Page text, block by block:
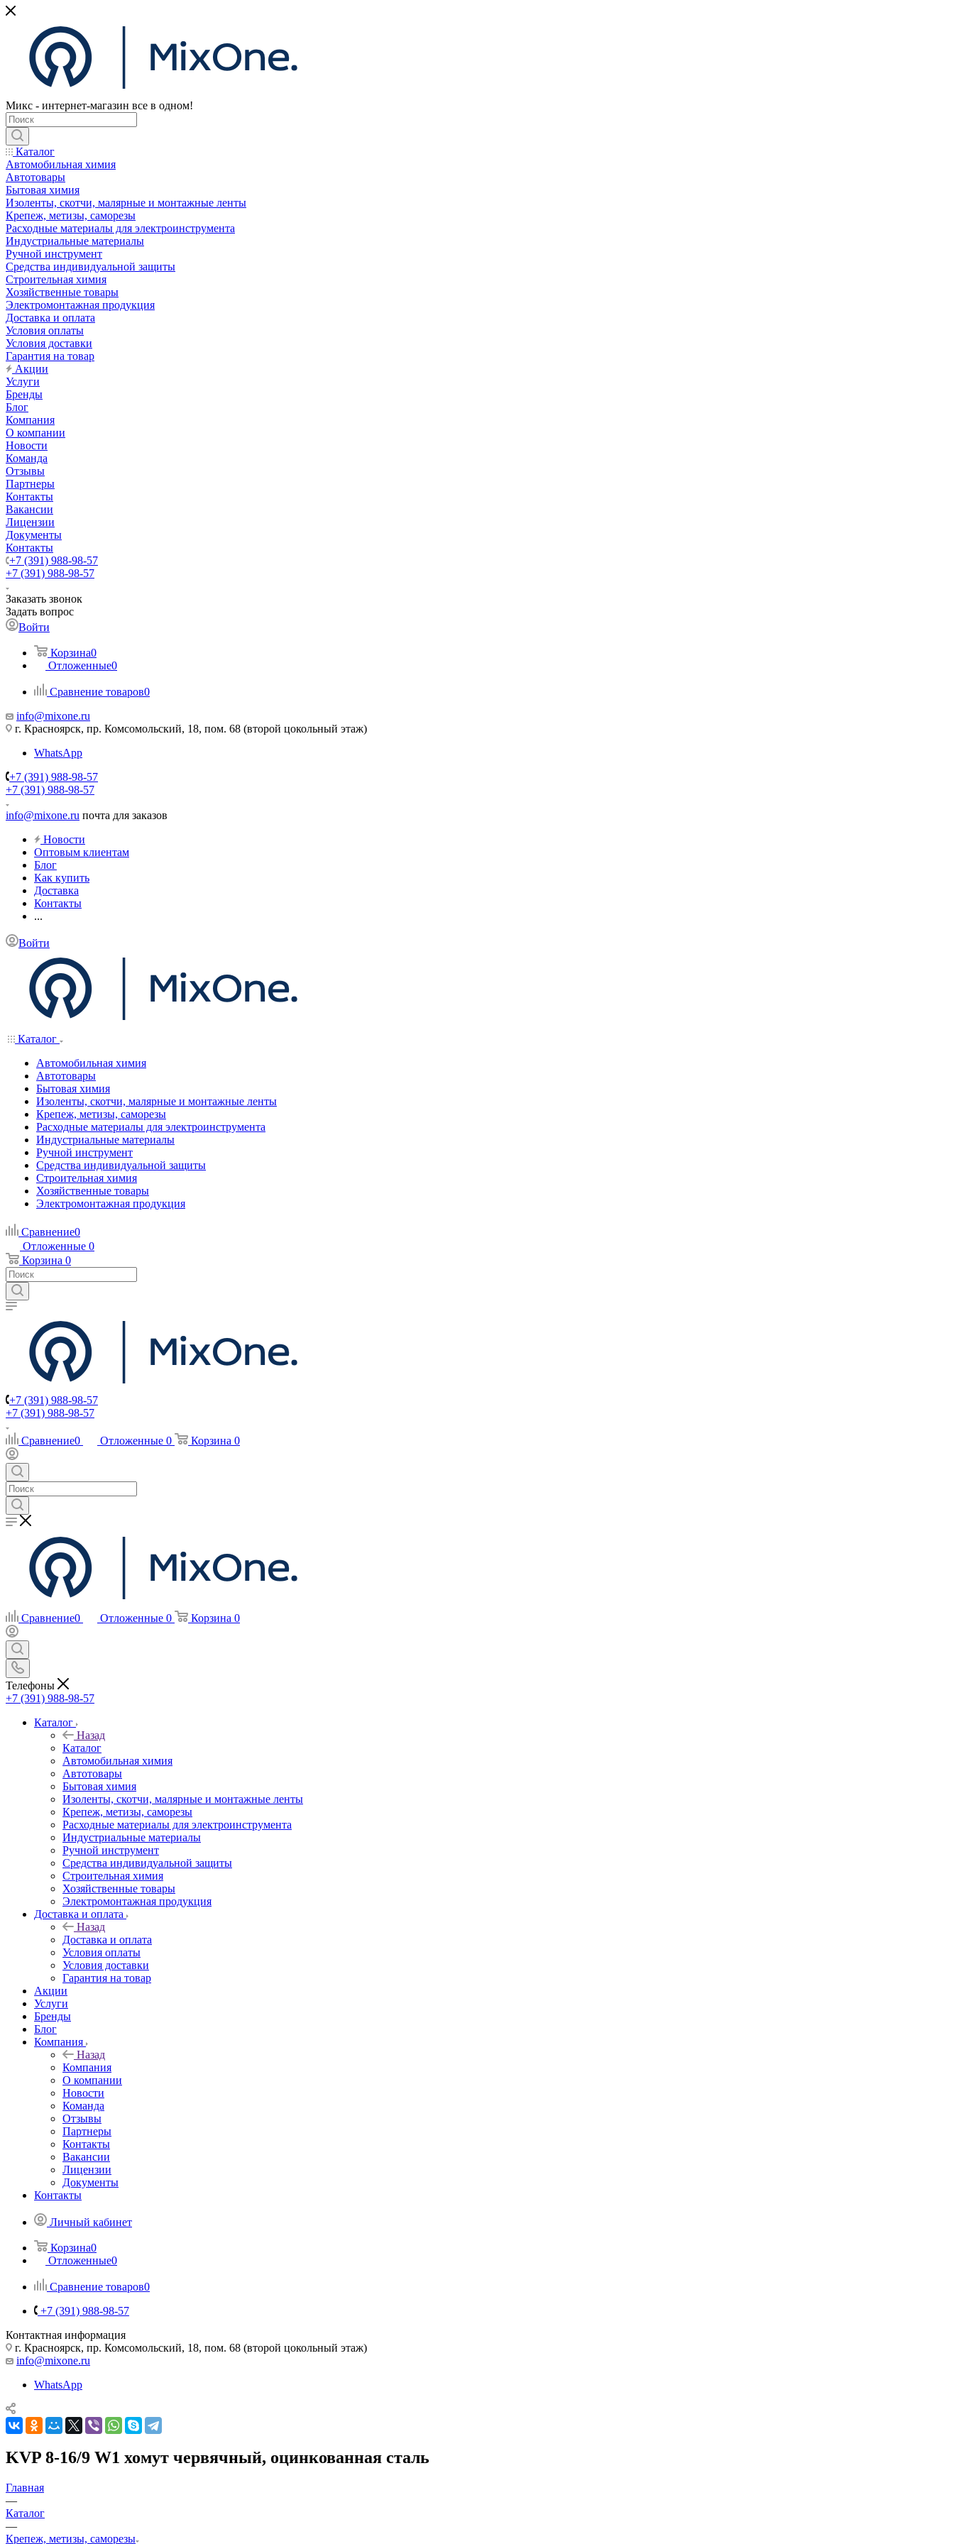
Микс - интернет-магазин все в одном!
Каталог
Автомобильная химия
Автотовары
Бытовая химия
Изоленты, скотчи, малярные и монтажные ленты
Крепеж, метизы, саморезы
Расходные материалы для электроинструмента
Индустриальные материалы
Ручной инструмент
Средства индивидуальной защиты
Строительная химия
Хозяйственные товары
Электромонтажная продукция
Доставка и оплата
Условия оплаты
Условия доставки
Гарантия на товар
Акции
Услуги
Бренды
Блог
Компания
О компании
Новости
Команда
Отзывы
Партнеры
Контакты
Вакансии
Лицензии
Документы
Контакты
+7 (391) 988-98-57
+7 (391) 988-98-57
Заказать звонок
Задать вопрос
Войти
Корзина0
Отложенные0
Сравнение товаров0
info@mixone.ru
г. Красноярск, пр. Комсомольский, 18, пом. 68 (второй цокольный этаж)
WhatsApp
+7 (391) 988-98-57
+7 (391) 988-98-57
info@mixone.ru почта для заказов
Новости
Оптовым клиентам
Блог
Как купить
Доставка
Контакты
...
Войти
Каталог
Автомобильная химия
Автотовары
Бытовая химия
Изоленты, скотчи, малярные и монтажные ленты
Крепеж, метизы, саморезы
Расходные материалы для электроинструмента
Индустриальные материалы
Ручной инструмент
Средства индивидуальной защиты
Строительная химия
Хозяйственные товары
Электромонтажная продукция
Сравнение0
Отложенные 0
Корзина 0
+7 (391) 988-98-57
+7 (391) 988-98-57
Сравнение0 Отложенные 0 Корзина 0
Сравнение0 Отложенные 0 Корзина 0
Телефоны
+7 (391) 988-98-57
Каталог
Назад
Каталог
Автомобильная химия
Автотовары
Бытовая химия
Изоленты, скотчи, малярные и монтажные ленты
Крепеж, метизы, саморезы
Расходные материалы для электроинструмента
Индустриальные материалы
Ручной инструмент
Средства индивидуальной защиты
Строительная химия
Хозяйственные товары
Электромонтажная продукция
Доставка и оплата
Назад
Доставка и оплата
Условия оплаты
Условия доставки
Гарантия на товар
Акции
Услуги
Бренды
Блог
Компания
Назад
Компания
О компании
Новости
Команда
Отзывы
Партнеры
Контакты
Вакансии
Лицензии
Документы
Контакты
Личный кабинет
Корзина0
Отложенные0
Сравнение товаров0
+7 (391) 988-98-57
Контактная информация
г. Красноярск, пр. Комсомольский, 18, пом. 68 (второй цокольный этаж)
info@mixone.ru
WhatsApp
KVP 8-16/9 W1 хомут червячный, оцинкованная сталь
Главная
—
Каталог
—
Крепеж, метизы, саморезы